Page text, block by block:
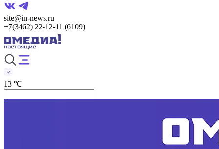
site@in-news.ru
+7(3462) 22-12-11 (6109)
13 ℃